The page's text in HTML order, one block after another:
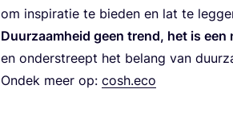
om inspi­ra­tie te bie­den en lat te
Duur­zaam­heid geen trend, het is een
en onder­streept het belang van
Ondek meer op: cosh.eco